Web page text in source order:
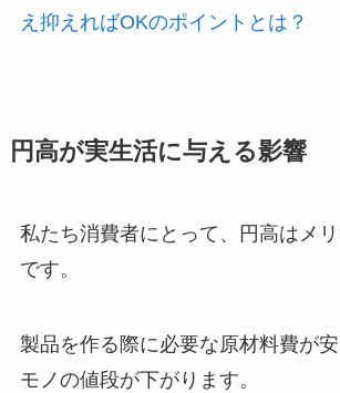
え抑えればOKのポイントとは？
円高が実生活に与える影響
私たち消費者にとって、円高はメ
です。
製品を作る際に必要な原材料費が安
モノの値段が下がります。